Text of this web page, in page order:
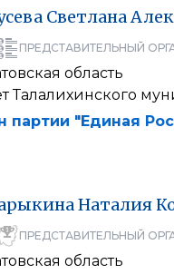
Светлана
ПРЕДСТАВИТЕЛЬНЫЙ
область
Талалихинского
партии "Единая
Наталия
ПРЕДСТАВИТЕЛЬНЫЙ
область